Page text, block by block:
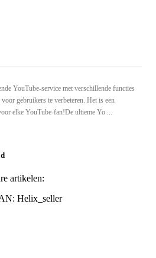
YouTube-service met verschillende functies
gebruikers te verbeteren. Het is een
elke YouTube-fan!De ultieme Yo ...
artikelen:
Helix_seller